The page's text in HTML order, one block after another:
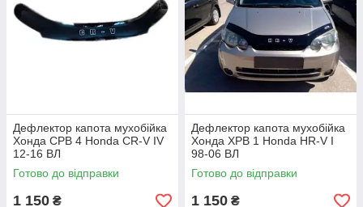
Дефлектор капота мухобійка
Хонда СРВ 4 Honda CR-V IV
12-16 ВЛ
Готово до відправки
1 150 ₴
Дефлектор капота мухобійка
Хонда ХРВ 1 Honda HR-V I
98-06 ВЛ
Готово до відправки
1 150 ₴